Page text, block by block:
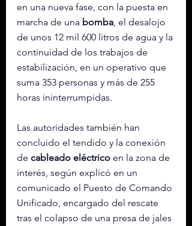
en una nueva fase, con la puesta en
marcha de una bomba , el desalojo
de unos 12 mil 600 litros de agua y la
continuidad de los trabajos de
estabilización, en un operativo que
suma 353 personas y más de 255
horas ininterrumpidas.
Las autoridades también han
concluido el tendido y la conexión
de cableado eléctrico en la zona de
interés, según explicó en un
comunicado el Puesto de Comando
Unificado, encargado del rescate
tras el colapso de una presa de jales